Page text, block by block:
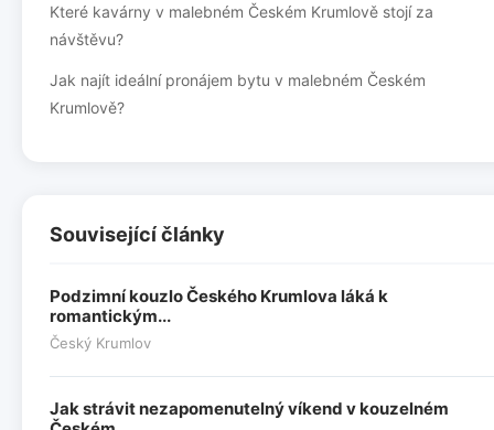
Které kavárny v malebném Českém Krumlově stojí za
návštěvu?
Jak najít ideální pronájem bytu v malebném Českém
Krumlově?
Související články
Podzimní kouzlo Českého Krumlova láká k
romantickým...
Český Krumlov
Jak strávit nezapomenutelný víkend v kouzelném